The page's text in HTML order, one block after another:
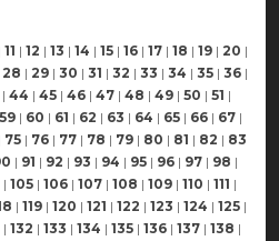
11 | 12 | 13 | 14 | 15 | 16 | 17 | 18 | 19 | 20 |
28 | 29 | 30 | 31 | 32 | 33 | 34 | 35 | 36 |
| 44 | 45 | 46 | 47 | 48 | 49 | 50 | 51 |
59 | 60 | 61 | 62 | 63 | 64 | 65 | 66 | 67 |
75 | 76 | 77 | 78 | 79 | 80 | 81 | 82 | 83
| 91 | 92 | 93 | 94 | 95 | 96 | 97 | 98 |
| 105 | 106 | 107 | 108 | 109 | 110 | 111 |
| 119 | 120 | 121 | 122 | 123 | 124 | 125 |
| 132 | 133 | 134 | 135 | 136 | 137 | 138 |